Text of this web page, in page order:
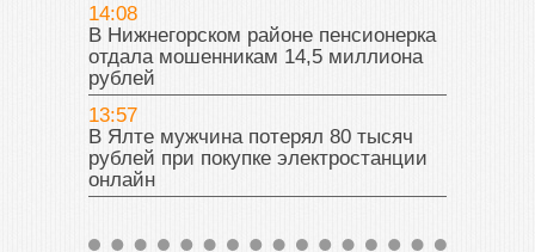
14:08
В Нижнегорском районе пенсионерка
отдала мошенникам 14,5 миллиона
рублей
13:57
В Ялте мужчина потерял 80 тысяч
рублей при покупке электростанции
онлайн